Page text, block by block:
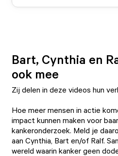
Bart, Cynthia en
ook mee
Zij delen in deze videos hun
Hoe meer mensen in actie
impact kunnen maken voor
kankeronderzoek. Meld je
aan Cynthia, Bart en/of Ralf.
wereld waarin kanker geen